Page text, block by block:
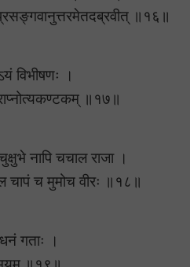
॥१६॥
विभीषणः ।
॥१७॥
नापि चचाल राजा ।
चापं च मुमोच वीरः ॥१८॥
गताः ।